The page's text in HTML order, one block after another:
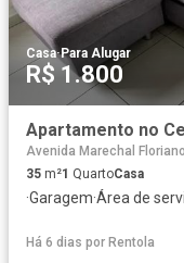
Casa·Para Alugar
R$ 1.800
Apartamento no
Avenida Marechal
35 m²1 QuartoCasa
·Garagem·Área de
Há 6 dias por Rentola